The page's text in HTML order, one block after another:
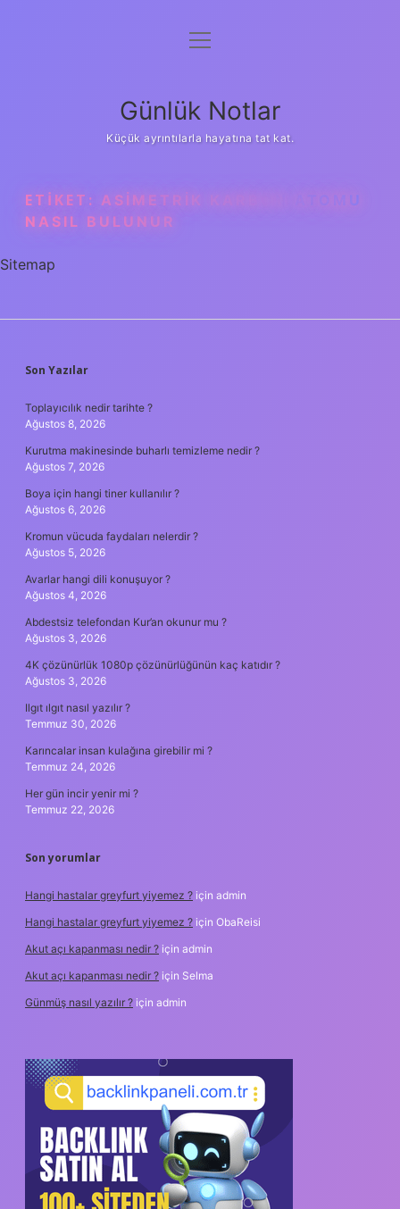
Anasayfa
Yasal Uyarı
menüyü
Günlük Notlar
Küçük ayrıntılarla hayatına tat kat.
ETIKET: ASIMETRIK KARBON ATOMU
NASIL BULUNUR
Sitemap
SIDEBAR
Son Yazılar
Toplayıcılık nedir tarihte ?
Ağustos 8, 2026
Kurutma makinesinde buharlı temizleme nedir ?
Ağustos 7, 2026
Boya için hangi tiner kullanılır ?
Ağustos 6, 2026
Kromun vücuda faydaları nelerdir ?
Ağustos 5, 2026
Avarlar hangi dili konuşuyor ?
Ağustos 4, 2026
Abdestsiz telefondan Kur’an okunur mu ?
Ağustos 3, 2026
4K çözünürlük 1080p çözünürlüğünün kaç katıdır ?
Ağustos 3, 2026
Ilgıt ılgıt nasıl yazılır ?
Temmuz 30, 2026
Karıncalar insan kulağına girebilir mi ?
Temmuz 24, 2026
Her gün incir yenir mi ?
Temmuz 22, 2026
Son yorumlar
Hangi hastalar greyfurt yiyemez ? için admin
Hangi hastalar greyfurt yiyemez ? için ObaReisi
Akut açı kapanması nedir ? için admin
Akut açı kapanması nedir ? için Selma
Günmüş nasıl yazılır ? için admin